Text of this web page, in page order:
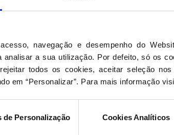
navegação e desempenho do
analisar a sua utilização. Por defeito, só os
todos os cookies, aceitar seleção
em “Personalizar”. Para mais informação
de Personalização Cookies Analíticos
2009, 2011 e 2015 é eleito
assume a pasta da Defesa
Coelho.
de março de 2024, o Deputado José